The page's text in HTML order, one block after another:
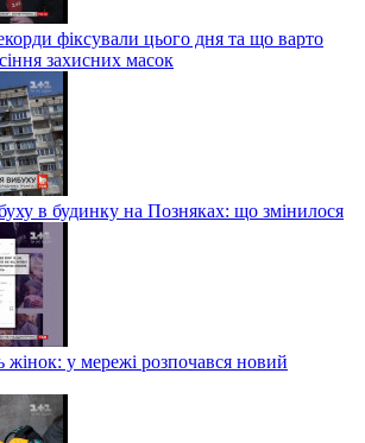
фіксували цього дня та що варто
захисних масок
в будинку на Позняках: що змінилося
у мережі розпочався новий